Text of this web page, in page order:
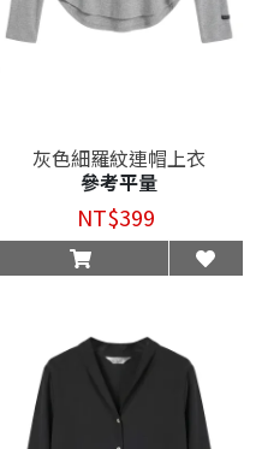
灰色細羅紋連帽上衣
參考平量
NT$399